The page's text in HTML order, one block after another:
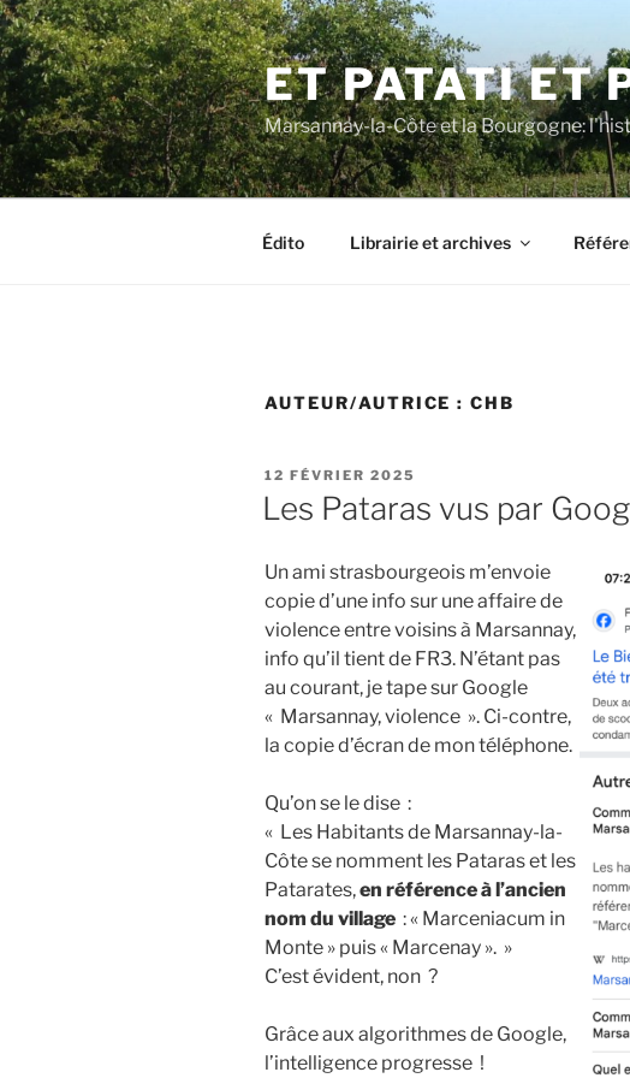
Aller
au
contenu
principal
ET PATATI ET
Marsannay-la-Côte et la Bourgogne:
Édito Librairie et archives
AUTEUR/AUTRICE :CHB
PUBLIÉ
LE
12 FÉVRIER 2025
Les Pataras vus par
Un ami strasbourgeois m’envoie
copie d’une info sur une affaire de
violence entre voisins à Marsannay,
info qu’il tient de FR3. N’étant pas
au courant, je tape sur Google
« Marsannay, violence ». Ci-contre,
la copie d’écran de mon téléphone.
Qu’on se le dise :
« Les Habitants de Marsannay-la-
Côte se nomment les Pataras et les
Patarates,en référence à l’ancien
nom du village : « Marceniacum in
Monte » puis « Marcenay ». »
C’est évident, non ?
Grâce aux algorithmes de Google,
l’intelligence progresse !